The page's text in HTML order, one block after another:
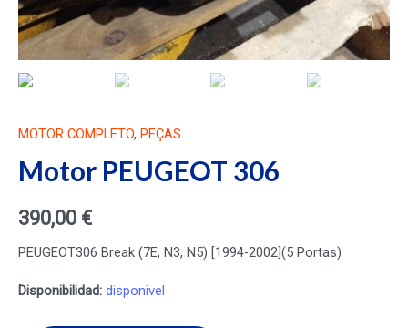
MOTOR COMPLETO, PEÇAS
Motor PEUGEOT 306
390,00 €
PEUGEOT306 Break (7E, N3, N5) [1994-2002](5 Portas)
Disponibilidad: disponivel